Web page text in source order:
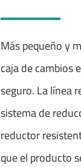
Más pequeño y
caja de cambios
seguro. La línea
sistema de
reductor
que el producto